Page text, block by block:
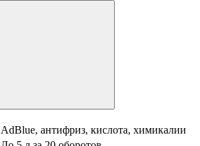
AdBlue, антифриз, кислота, химикалии